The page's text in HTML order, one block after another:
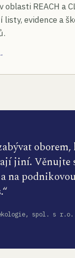
oblasti REACH a
listy, evidence a
oborem,
jiní. Věnujte
na
ekologie, spol. s r.o.